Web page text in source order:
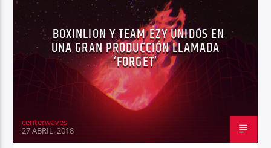
Center Waves
BOXINLION Y TEAM EZY UNIDOS EN
UNA GRAN PRODUCCIÓN LLAMADA
‘FORGET’
centerwaves
27 ABRIL, 2018